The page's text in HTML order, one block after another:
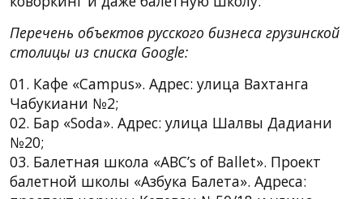
Перечень объектов русского бизнеса грузинской
столицы из списка Google:
01. Кафе «Campus». Адрес: улица Вахтанга
Чабукиани №2;
02. Бар «Soda». Адрес: улица Шалвы Дадиани
№20;
03. Балетная школа «ABC’s of Ballet». Проект
балетной школы «Азбука Балета». Адреса: